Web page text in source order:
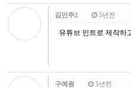
김민주2 5년전
유튜브 인트로 제작하
구예원 5년전